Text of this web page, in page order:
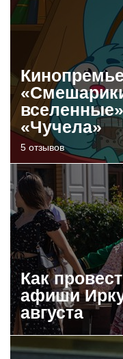
«Чучела»
5 отзывов
Как
афиши
августа